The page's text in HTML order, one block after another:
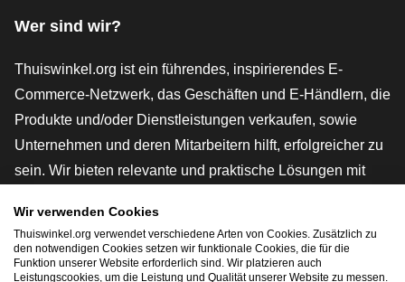
Wer sind wir?
Thuiswinkel.org ist ein führendes, inspirierendes E-
Commerce-Netzwerk, das Geschäften und E-Händlern, die
Produkte und/oder Dienstleistungen verkaufen, sowie
Unternehmen und deren Mitarbeitern hilft, erfolgreicher zu
sein. Wir bieten relevante und praktische Lösungen mit
rechtlichen Instrumenten und Beratung,
Interessenvertretung, Marktforschung und verfügen über
eine eigene Bildungsplattform, die Thuiswinkel e-
Wir verwenden Cookies
Thuiswinkel.org verwendet verschiedene Arten von Cookies. Zusätzlich zu
den notwendigen Cookies setzen wir funktionale Cookies, die für die
Funktion unserer Website erforderlich sind. Wir platzieren auch
Leistungscookies, um die Leistung und Qualität unserer Website zu messen.